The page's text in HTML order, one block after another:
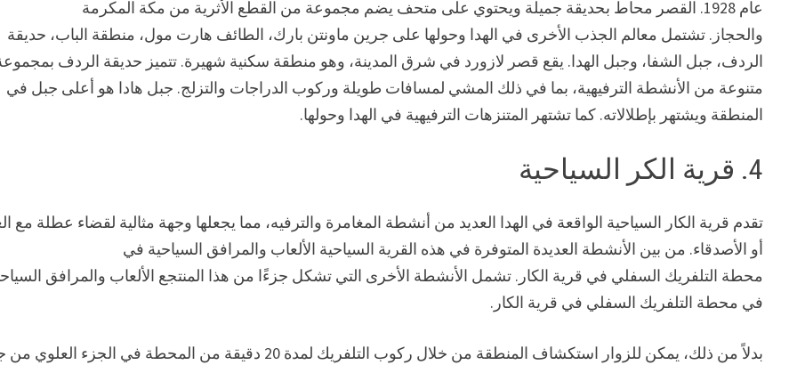
عام 1928. القصر محاط بحديقة جميلة ويحتوي على متحف يضم مجموعة من القطع الأثرية من مكة المكرمة
والحجاز. تشتمل معالم الجذب الأخرى في الهدا وحولها على جرين ماونتن بارك، الطائف هارت مول، منطقة الباب، حديقة
الردف، جبل الشفا، وجبل الهدا. يقع قصر لازورد في شرق المدينة، وهو منطقة سكنية شهيرة. تتميز حديقة الردف
متنوعة من الأنشطة الترفيهية، بما في ذلك المشي لمسافات طويلة وركوب الدراجات والتزلج. جبل هادا هو أعلى جبل في
المنطقة ويشتهر بإطلالاته. كما تشتهر المتنزهات الترفيهية في الهدا وحولها.
4. قرية الكر السياحية
تقدم قرية الكار السياحية الواقعة في الهدا العديد من أنشطة المغامرة والترفيه، مما يجعلها وجهة مثالية لقضاء عطلة مع
أو الأصدقاء. من بين الأنشطة العديدة المتوفرة في هذه القرية السياحية الألعاب والمرافق السياحية في
محطة التلفريك السفلي في قرية الكار. تشمل الأنشطة الأخرى التي تشكل جزءًا من هذا المنتجع الألعاب والمرافق
في محطة التلفريك السفلي في قرية الكار.
بدلاً من ذلك، يمكن للزوار استكشاف المنطقة من خلال ركوب التلفريك لمدة 20 دقيقة من المحطة في الجزء